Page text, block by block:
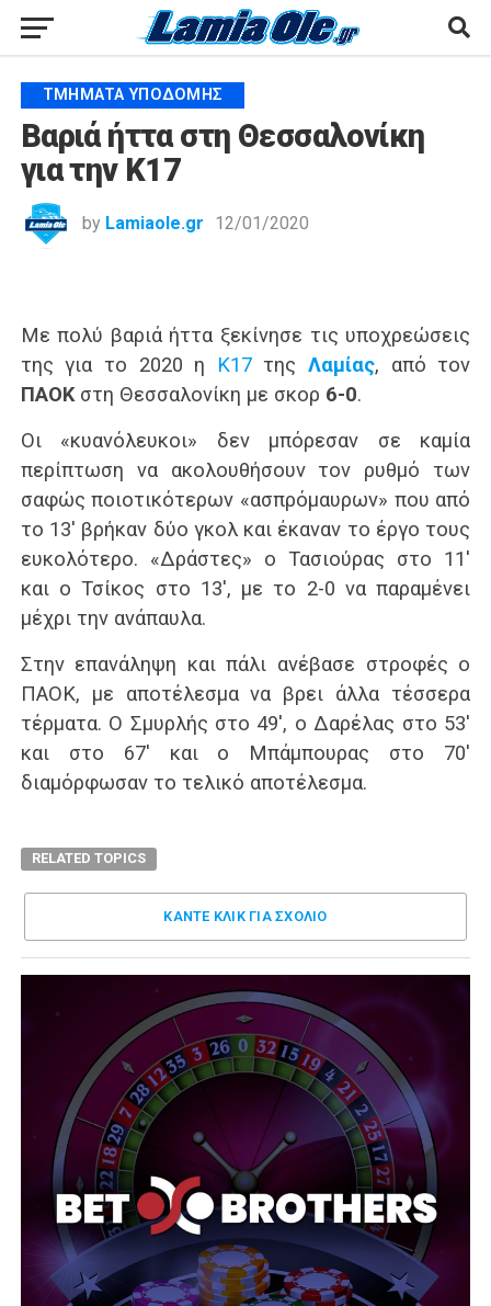
ΤΜΉΜΑΤΑ ΥΠΟΔΟΜΉΣ
Βαριά ήττα στη Θεσσαλονίκη
για την Κ17
by Lamiaole.gr 12/01/2020
Με πολύ βαριά ήττα ξεκίνησε τις υποχρεώσεις
της για το 2020 η
Κ17τηςΛαμίας, από τον
ΠΑΟΚστη Θεσσαλονίκη με σκορ 6-0.
Οι «κυανόλευκοι» δεν μπόρεσαν σε καμία
περίπτωση να ακολουθήσουν τον ρυθμό των
σαφώς ποιοτικότερων «ασπρόμαυρων» που από
το 13′ βρήκαν δύο γκολ και έκαναν το έργο τους
ευκολότερο. «Δράστες» ο Τασιούρας στο 11′
και ο Τσίκος στο 13′, με το 2-0 να παραμένει
μέχρι την ανάπαυλα.
Στην επανάληψη και πάλι ανέβασε στροφές ο
ΠΑΟΚ, με αποτέλεσμα να βρει άλλα τέσσερα
τέρματα. Ο Σμυρλής στο 49′, ο Δαρέλας στο 53′
και στο 67′ και ο Μπάμπουρας στο 70′
διαμόρφωσαν το τελικό αποτέλεσμα.
RELATED TOPICS
ΚΑΝΤΕ ΚΛΊΚ ΓΙΑ ΣΧΌΛΙΟ